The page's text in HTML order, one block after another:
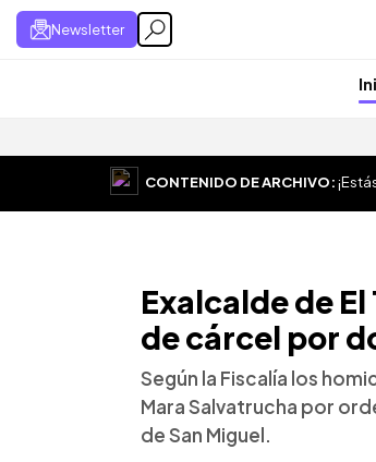
Newsletter
CONTENIDO DE ARCHIVO:
Exalcalde de
de cárcel por
Según la Fiscalía los
Mara Salvatrucha por
de San Miguel.